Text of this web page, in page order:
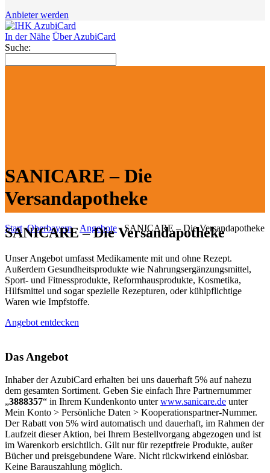
Anbieter werden
In der Nähe Über AzubiCard
Suche:
SANICARE – Die
Versandapotheke
Start Oberbayern Angebote SANICARE – Die Versandapotheke
SANICARE – Die Versandapotheke
Unser Angebot umfasst Medikamente mit und ohne Rezept.
Außerdem Gesundheitsprodukte wie Nahrungsergänzungsmittel,
Sport- und Fitnessprodukte, Reformhausprodukte, Kosmetika,
Hilfsmittel und sogar spezielle Rezepturen, oder kühlpflichtige
Waren wie Impfstoffe.
Angebot entdecken
Das Angebot
Inhaber der AzubiCard erhalten bei uns dauerhaft 5% auf nahezu
dem gesamten Sortiment. Geben Sie einfach Ihre Partnernummer
„3888357“ in Ihrem Kundenkonto unterwww.sanicare.de unter
Mein Konto > Persönliche Daten > Kooperationspartner-Nummer.
Der Rabatt von 5% wird automatisch und dauerhaft, im Rahmen der
Laufzeit dieser Aktion, bei Ihrem Bestellvorgang abgezogen und ist
im Warenkorb ersichtlich. Gilt nur für rezeptfreie Produkte, außer
Bücher und preisgebundene Ware. Nicht rückwirkend einlösbar.
Keine Barauszahlung möglich.